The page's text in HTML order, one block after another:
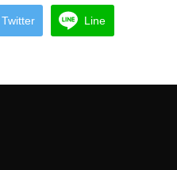
Twitter Line